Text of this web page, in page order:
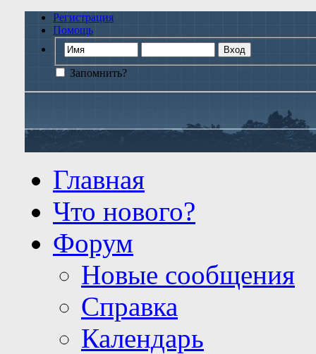
Регистрация
Помощь
Запомнить?
Главная
Что нового?
Форум
Новые сообщения
Справка
Календарь